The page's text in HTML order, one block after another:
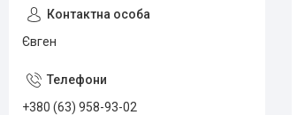
Євген
+380 (63) 958-93-02